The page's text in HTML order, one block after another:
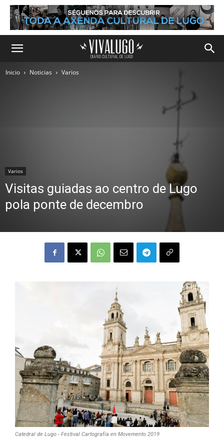
Inicio Noticias Varios
Varios
Visitas guiadas ao centro de Lugo
pola ponte de decembro
Catedral de Lugo - Festival Cartografía en Movemento 2019